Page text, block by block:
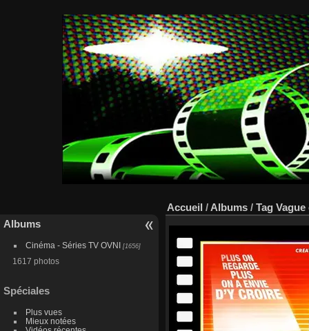
Albums
Cinéma - Séries TV OVNI [1656]
1617 photos
Spéciales
Plus vues
Mieux notées
Accueil / Albums / Tag Vague